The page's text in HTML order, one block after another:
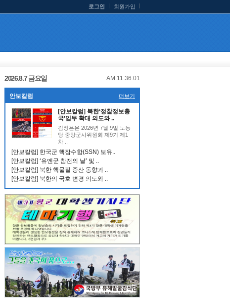
로그인 회원가입
2026.8.7 금요일 AM 11:36:01
안보칼럼 더보기
[안보칼럼] 북한‘정찰정보총
국’임무 확대 의도와 ..
김정은은 2026년 7월 9일 노동
당 중앙군사위원회 제9기 제1
차 ..
[안보칼럼] 한국군 핵잠수함(SSN) 보유..
[안보칼럼] ‘유엔군 참전의 날’ 및 ..
[안보칼럼] 북한 핵물질 증산 동향과 ..
[안보칼럼] 북한의 국호 변경 의도와 ..